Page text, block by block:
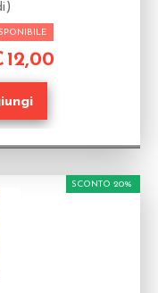
12,00
SCONTO 20%